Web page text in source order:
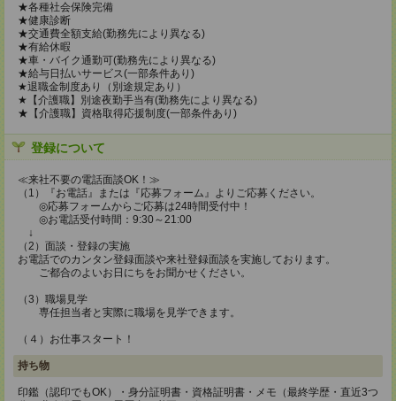
★各種社会保険完備
★健康診断
★交通費全額支給(勤務先により異なる)
★有給休暇
★車・バイク通勤可(勤務先により異なる)
★給与日払いサービス(一部条件あり)
★退職金制度あり（別途規定あり）
★【介護職】別途夜勤手当有(勤務先により異なる)
★【介護職】資格取得応援制度(一部条件あり)
登録について
≪来社不要の電話面談OK！≫
（1）『お電話』または『応募フォーム』よりご応募ください。
◎応募フォームからご応募は24時間受付中！
◎お電話受付時間：9:30～21:00
↓
（2）面談・登録の実施
お電話でのカンタン登録面談や来社登録面談を実施しております。
ご都合のよいお日にちをお聞かせください。
（3）職場見学
専任担当者と実際に職場を見学できます。
（４）お仕事スタート！
持ち物
印鑑（認印でもOK）・身分証明書・資格証明書・メモ（最終学歴・直近3つ